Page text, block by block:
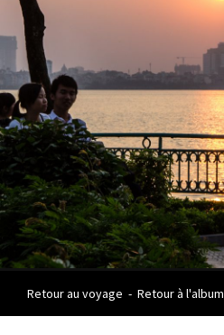
Retour au voyage - Retour à l'album